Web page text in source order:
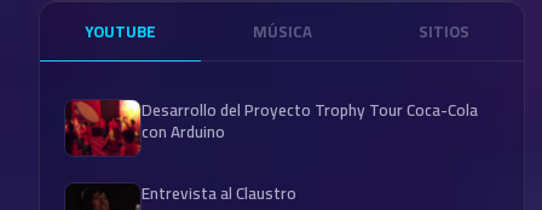
YOUTUBE MÚSICA SITIOS
Desarrollo del Proyecto Trophy Tour Coca-Cola
con Arduino
Entrevista al Claustro